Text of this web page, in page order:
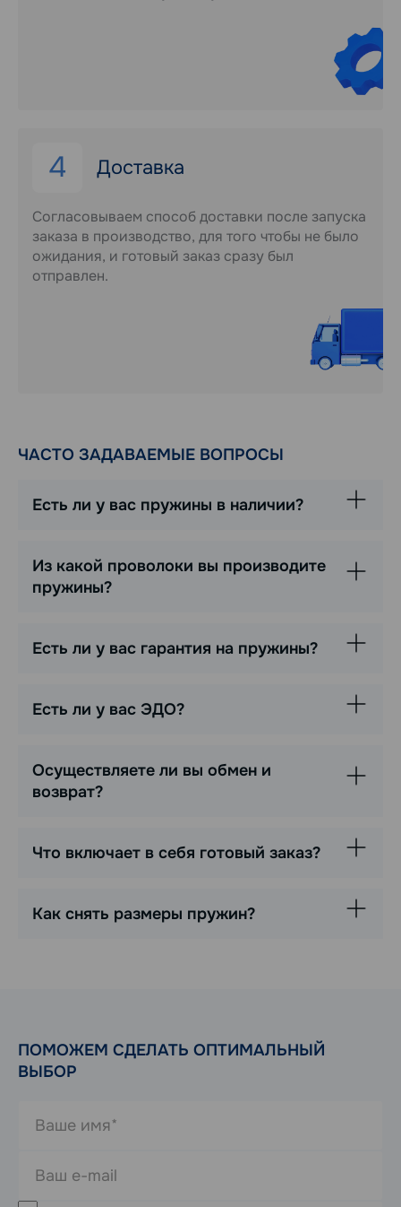
4 Доставка
Согласовываем способ доставки после запуска
заказа в производство, для того чтобы не было
ожидания, и готовый заказ сразу был
отправлен.
ЧАСТО ЗАДАВАЕМЫЕ ВОПРОСЫ
Есть ли у вас пружины в наличии?
Из какой проволоки вы производите
пружины?
Есть ли у вас гарантия на пружины?
Есть ли у вас ЭДО?
Осуществляете ли вы обмен и
возврат?
Что включает в себя готовый заказ?
Как снять размеры пружин?
ПОМОЖЕМ СДЕЛАТЬ ОПТИМАЛЬНЫЙ
ВЫБОР